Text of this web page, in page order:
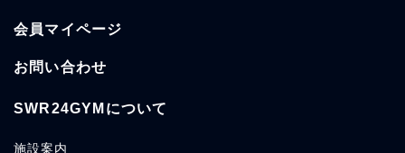
会員マイページ
お問い合わせ
SWR24GYMについて
施設案内